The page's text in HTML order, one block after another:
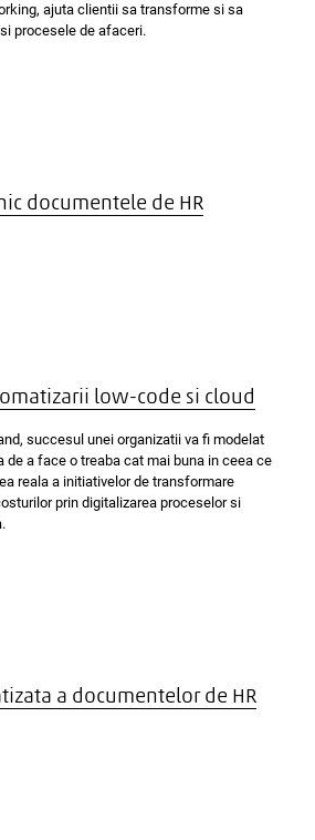
ajuta clientii sa transforme si sa
procesele de afaceri.
documentele de HR
low-code si cloud
succesul unei organizatii va fi modelat
a face o treaba cat mai buna in ceea ce
reala a initiativelor de transformare
prin digitalizarea proceselor si
a documentelor de HR